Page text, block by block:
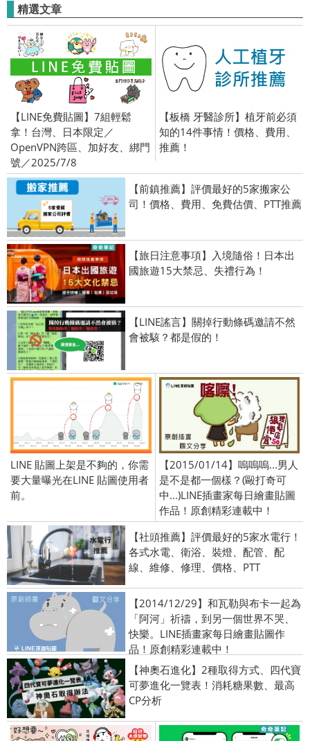
精選文章
【LINE免費貼圖】7組輕鬆
拿！台灣、日本限定／
OpenVPN跨區、加好友、綁門
號／2025/7/8
【板橋 牙醫診所】植牙前必須
知的14件事情！價格、費用、
推薦！
【前鎮推薦】評價最好的5家搬家公
司！價格、費用、免費估價、PTT推薦
【旅日注意事項】入境隨俗！日本出
國旅遊15大禁忌、失禮行為！
【LINE謠言】關掉行動條碼邀請不然
會被駭？都是假的！
LINE 貼圖上架是不夠的，你需
要大量曝光在LINE 貼圖使用者
前。
【2015/01/14】嗚嗚嗚...男人
是不是都一個樣？(毆打奇可
中...)LINE插畫家每日繪畫貼圖
作品！原創精彩連載中！
【社頭推薦】評價最好的5家水電行！
各式水電、衛浴、裝燈、配管、配
線、維修、修理、價格、PTT
【2014/12/29】和瓦勒與布卡一起為
「阿河」祈禱，到另一個世界不哭、
快樂。LINE插畫家每日繪畫貼圖作
品！原創精彩連載中！
【神奧石進化】2種取得方式、四代寶
可夢進化一覽表！消耗糖果數、最高
CP分析